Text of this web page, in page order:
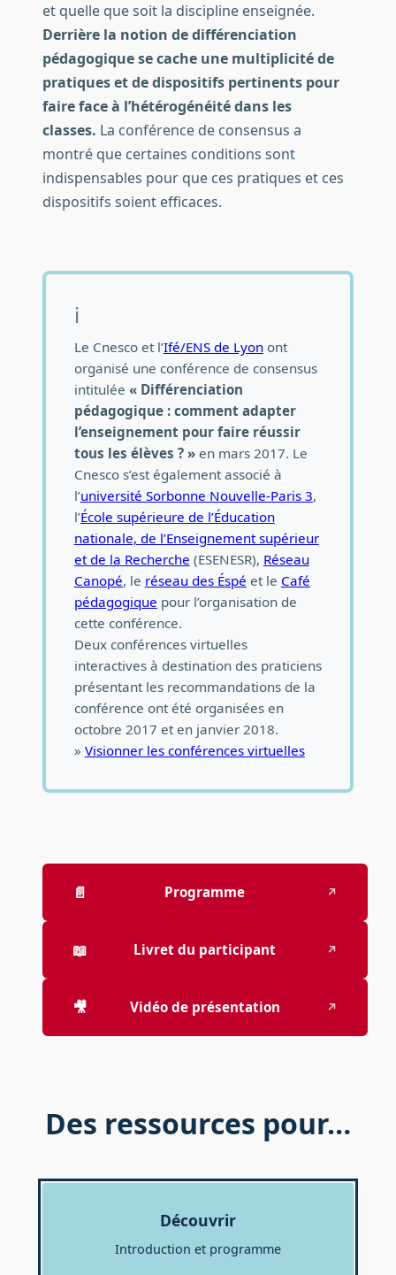
et quelle que soit la discipline enseignée.
Derrière la notion de différenciation
pédagogique se cache une multiplicité de
pratiques et de dispositifs pertinents pour
faire face à l’hétérogénéité dans les
classes. La conférence de consensus a
montré que certaines conditions sont
indispensables pour que ces pratiques et ces
dispositifs soient efficaces.
ℹ️
Contexte de production
Le Cnesco et l’Ifé/ENS de Lyonont
organisé une conférence de consensus
intitulée « Différenciation
pédagogique : comment adapter
l’enseignement pour faire réussir
tous les élèves ? »en mars 2017. Le
Cnesco s’est également associé à
l’université Sorbonne Nouvelle-Paris 3,
l’École supérieure de l’Éducation
nationale, de l’Enseignement supérieur
et de la Recherche (ESENESR), Réseau
Canopé, le réseau des Éspé et le Café
pédagogique pour l’organisation de
cette conférence.
Deux conférences virtuelles
interactives à destination des praticiens
présentant les recommandations de la
conférence ont été organisées en
octobre 2017 et en janvier 2018.
» Visionner les conférences virtuelles
📄 Programme ↗
📖 Livret du participant ↗
🎥 Vidéo de présentation ↗
Des ressources pour…
Découvrir
Introduction et programme